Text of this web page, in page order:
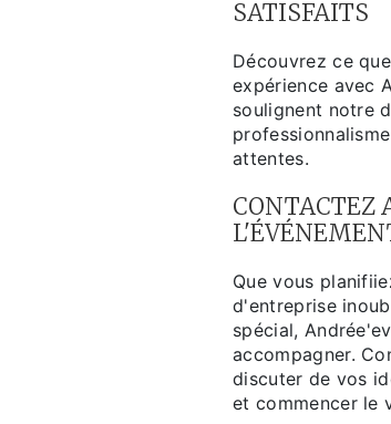
SATISFAITS
Découvrez ce
expérience avec
soulignent notre
attentes.
CONTACTEZ
Que vous
d'entreprise
spécial,
accompagner.
discuter de vos
et commencer le